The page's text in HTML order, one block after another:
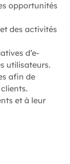
opportunités
des activités
d’e-
utilisateurs.
afin de
et à leur